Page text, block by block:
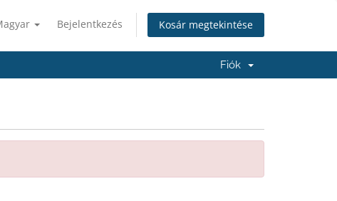
Bejelentkezés Kosár megtekintése
Fiók